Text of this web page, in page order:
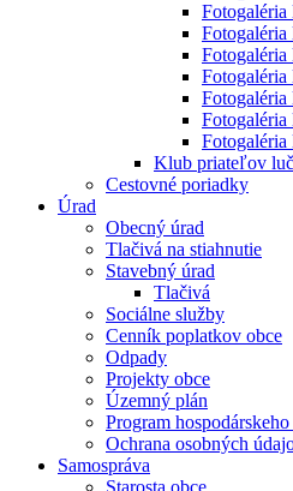
Klub priateľov
Cestovné poriadky
Úrad
Obecný úrad
Tlačivá na stiahnutie
Stavebný úrad
Tlačivá
Sociálne služby
Cenník poplatkov obce
Odpady
Projekty obce
Územný plán
Program
Ochrana osobných
Samospráva
Starosta obce